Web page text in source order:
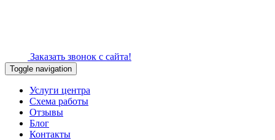
Заказать звонок с сайта!
Toggle navigation
Услуги центра
Схема работы
Отзывы
Блог
Контакты